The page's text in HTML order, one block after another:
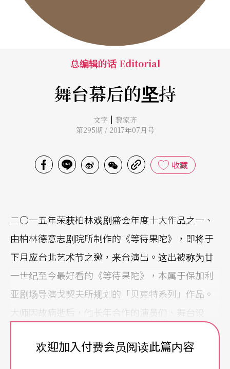
总编辑的话 Editorial
舞台幕后的坚持
文字 | 黎家齐
第295期 / 2017年07月号
收藏
二○一五年荣获柏林戏剧盛会年度十大作品之一、
由柏林德意志剧院所制作的《等待果陀》，即将于
下月应台北艺术节之邀，来台演出。这出被称为廿
一世纪至今最好看的《等待果陀》，本属于保加利
亚剧场导演戈契夫所规划的「贝克特系列」作品。
大师因故病逝后，他长年合作的演员们、舞台设
计、制作团队，以及同样来自保加利亚的新锐导演
潘提列夫，决定接手完成这个作品。
欢迎加入付费会员阅读此篇内容